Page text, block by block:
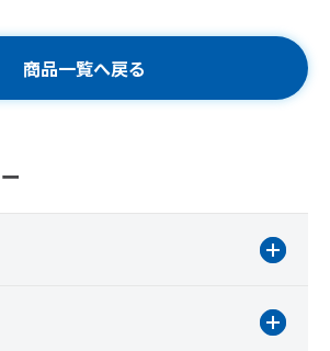
商品一覧へ戻る